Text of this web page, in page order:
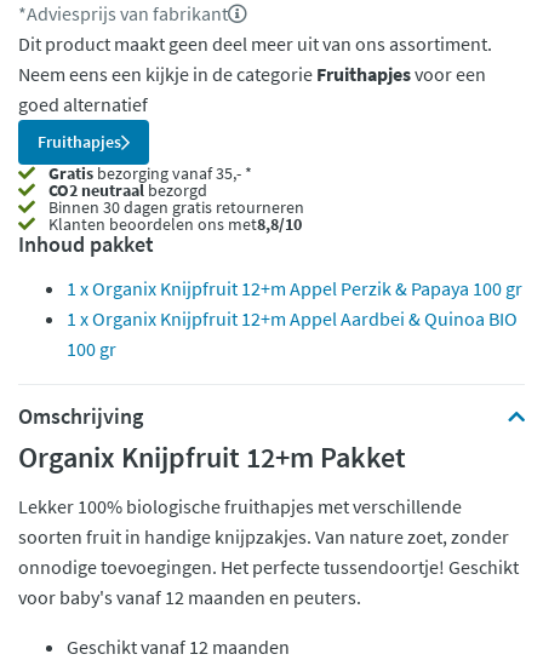
*Adviesprijs van fabrikant
Dit product maakt geen deel meer uit van ons assortiment.
Neem eens een kijkje in de categorie Fruithapjesvoor een
goed alternatief
Fruithapjes
Gratis bezorging vanaf 35,- *
CO2 neutraalbezorgd
Binnen 30 dagen gratis retourneren
Klanten beoordelen ons met8,8/10
Inhoud pakket
1 x Organix Knijpfruit 12+m Appel Perzik & Papaya 100 gr
1 x Organix Knijpfruit 12+m Appel Aardbei & Quinoa BIO
100 gr
Omschrijving
Organix Knijpfruit 12+m Pakket
Lekker 100% biologische fruithapjes met verschillende
soorten fruit in handige knijpzakjes. Van nature zoet, zonder
onnodige toevoegingen. Het perfecte tussendoortje! Geschikt
voor baby's vanaf 12 maanden en peuters.
Geschikt vanaf 12 maanden